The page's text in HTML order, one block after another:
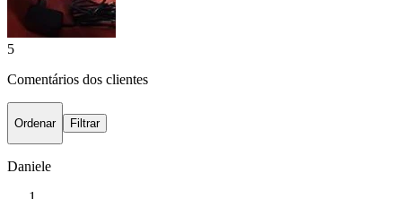
5
Comentários dos clientes
Ordenar Filtrar
Daniele